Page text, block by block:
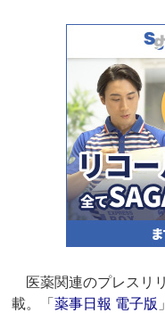
医薬関連のプレスリ
載。「薬事日報 電子版